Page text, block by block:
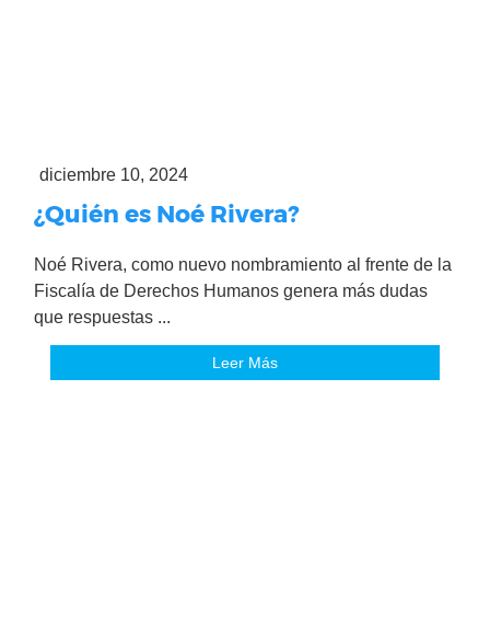
diciembre 10, 2024
¿Quién es Noé Rivera?
Noé Rivera, como nuevo nombramiento al frente de la
Fiscalía de Derechos Humanos genera más dudas
que respuestas ...
Leer Más